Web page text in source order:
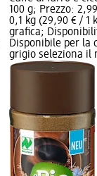
100 g; Prezzo:
0,1 kg (29,90 € / 1
grafica;
Disponibile per la
grigio seleziona il